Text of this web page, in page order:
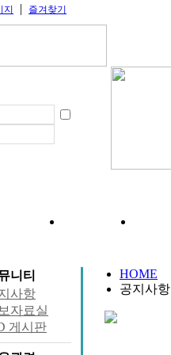
| 즐겨찾기
이벤트ㅣ 셋트상품ㅣ
니티
사항
자료실
게시판
HOME
공지사항